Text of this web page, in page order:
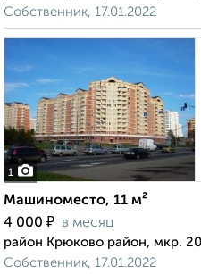
Собственник, 17.01.2022
1
Машиноместо, 11 м²
4 000 ₽ в месяц
район Крюково район, мкр.
Собственник, 17.01.2022